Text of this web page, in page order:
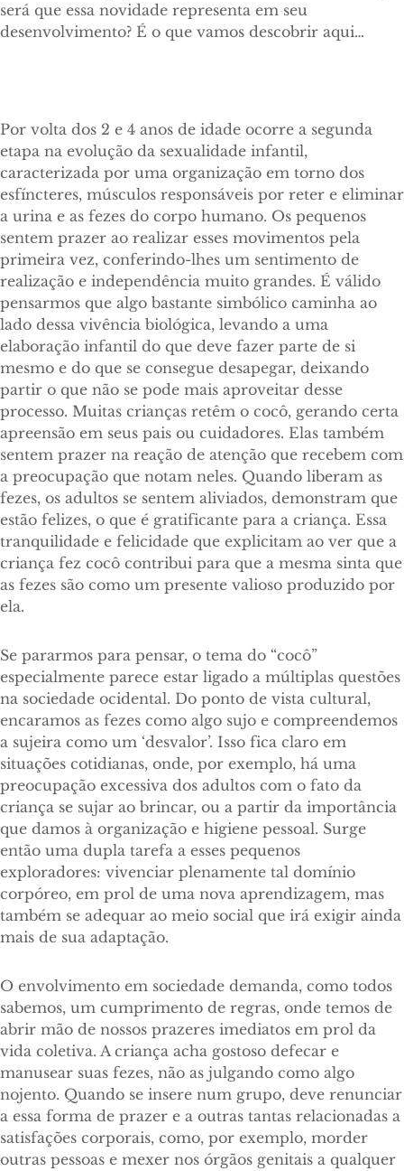
será que essa novidade representa em seu
desenvolvimento? É o que vamos descobrir aqui…
Por volta dos 2 e 4 anos de idade ocorre a segunda
etapa na evolução da sexualidade infantil,
caracterizada por uma organização em torno dos
esfíncteres, músculos responsáveis por reter e eliminar
a urina e as fezes do corpo humano. Os pequenos
sentem prazer ao realizar esses movimentos pela
primeira vez, conferindo-lhes um sentimento de
realização e independência muito grandes. É válido
pensarmos que algo bastante simbólico caminha ao
lado dessa vivência biológica, levando a uma
elaboração infantil do que deve fazer parte de si
mesmo e do que se consegue desapegar, deixando
partir o que não se pode mais aproveitar desse
processo. Muitas crianças retêm o cocô, gerando certa
apreensão em seus pais ou cuidadores. Elas também
sentem prazer na reação de atenção que recebem com
a preocupação que notam neles. Quando liberam as
fezes, os adultos se sentem aliviados, demonstram que
estão felizes, o que é gratificante para a criança. Essa
tranquilidade e felicidade que explicitam ao ver que a
criança fez cocô contribui para que a mesma sinta que
as fezes são como um presente valioso produzido por
ela.
Se pararmos para pensar, o tema do “cocô”
especialmente parece estar ligado a múltiplas questões
na sociedade ocidental. Do ponto de vista cultural,
encaramos as fezes como algo sujo e compreendemos
a sujeira como um ‘desvalor’. Isso fica claro em
situações cotidianas, onde, por exemplo, há uma
preocupação excessiva dos adultos com o fato da
criança se sujar ao brincar, ou a partir da importância
que damos à organização e higiene pessoal. Surge
então uma dupla tarefa a esses pequenos
exploradores: vivenciar plenamente tal domínio
corpóreo, em prol de uma nova aprendizagem, mas
também se adequar ao meio social que irá exigir ainda
mais de sua adaptação.
O envolvimento em sociedade demanda, como todos
sabemos, um cumprimento de regras, onde temos de
abrir mão de nossos prazeres imediatos em prol da
vida coletiva. A criança acha gostoso defecar e
manusear suas fezes, não as julgando como algo
nojento. Quando se insere num grupo, deve renunciar
a essa forma de prazer e a outras tantas relacionadas a
satisfações corporais, como, por exemplo, morder
outras pessoas e mexer nos órgãos genitais a qualquer